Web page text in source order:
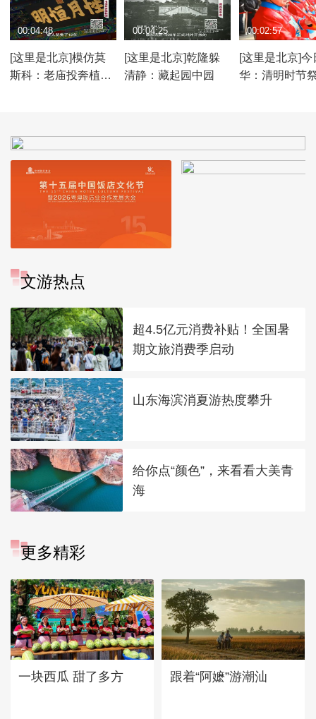
[这里是北京]模仿莫
斯科：老庙投奔植物
00:04:48
[这里是北京]乾隆躲
清静：藏起园中园
00:04:25
[这里是北京]今
华：清明时节
00:02:57
文游热点
超4.5亿元消费补贴！全国暑
期文旅消费季启动
山东海滨消夏游热度攀升
给你点“颜色”，来看看大美青
海
更多精彩
一块西瓜 甜了多方 跟着“阿嬷”游潮汕